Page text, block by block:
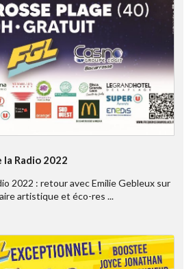
la Radio 2022
2022 : retour avec Emilie Gebleux sur
artistique et éco-res ...